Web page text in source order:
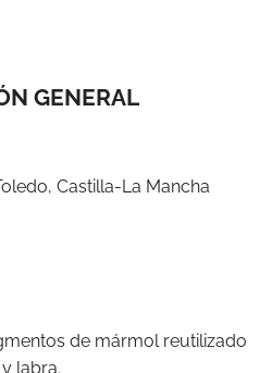
GENERAL
Castilla-La Mancha
de mármol reutilizado
labra.